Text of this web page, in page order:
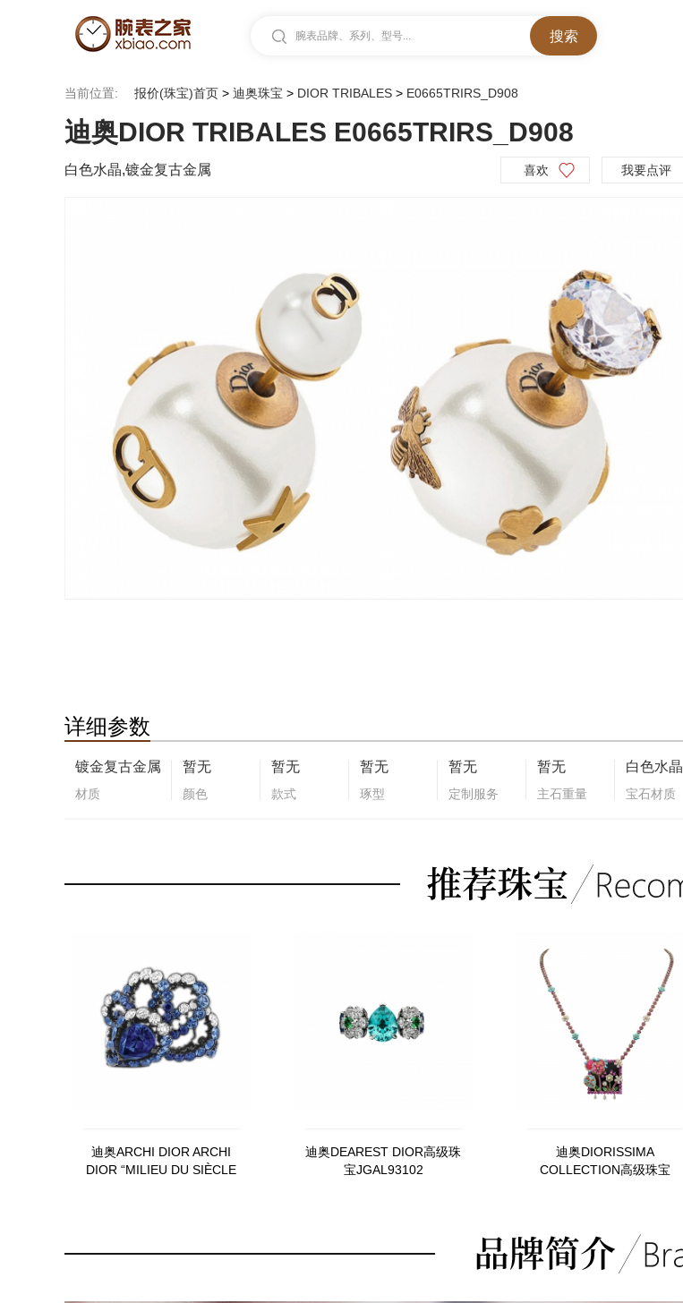
腕表品牌、系列、型号...
当前位置: 报价(珠宝)首页 > 迪奥珠宝 > DIOR TRIBALES > E0665TRIRS_D908
迪奥DIOR TRIBALES E0665TRIRS_D908
白色水晶,镀金复古金属 喜欢 我要点评
详细参数
镀金复古金属
材质
暂无
颜色
暂无
款式
暂无
琢型
暂无
定制服务
暂无
主石重量
白色水晶
宝石材质
迪奥ARCHI DIOR ARCHI
DIOR “MILIEU DU SIÈCLE
迪奥DEAREST DIOR高级珠
宝JGAL93102
迪奥DIORISSIMA
COLLECTION高级珠宝